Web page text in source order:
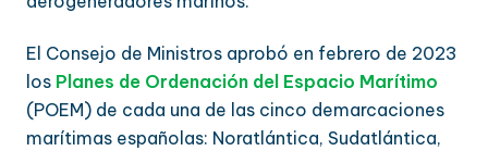
El Consejo de Ministros aprobó en febrero de 2023
los Planes de Ordenación del Espacio Marítimo
(POEM) de cada una de las cinco demarcaciones
marítimas españolas: Noratlántica, Sudatlántica,